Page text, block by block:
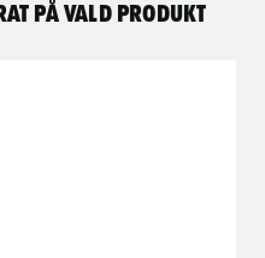
på vald produkt